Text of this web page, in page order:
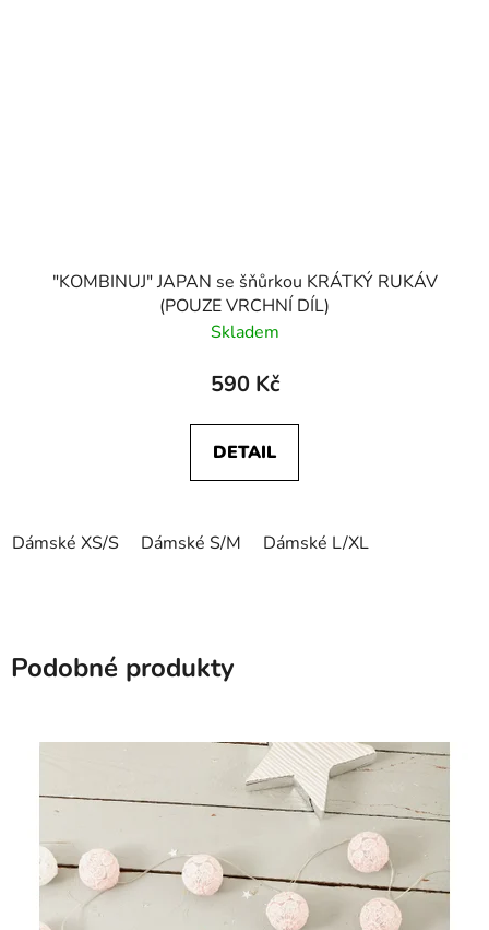
"KOMBINUJ" JAPAN se šňůrkou KRÁTKÝ RUKÁV
(POUZE VRCHNÍ DÍL)
Skladem
590 Kč
DETAIL
Dámské XS/S Dámské S/M Dámské L/XL
Podobné produkty